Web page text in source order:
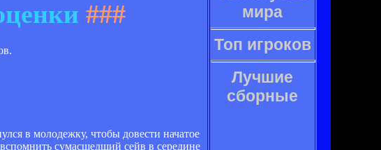
###
в молодежку, чтобы довести начатое
сумасшедший сейв в середине
мира
Топ игроков
Лучшие
сборные